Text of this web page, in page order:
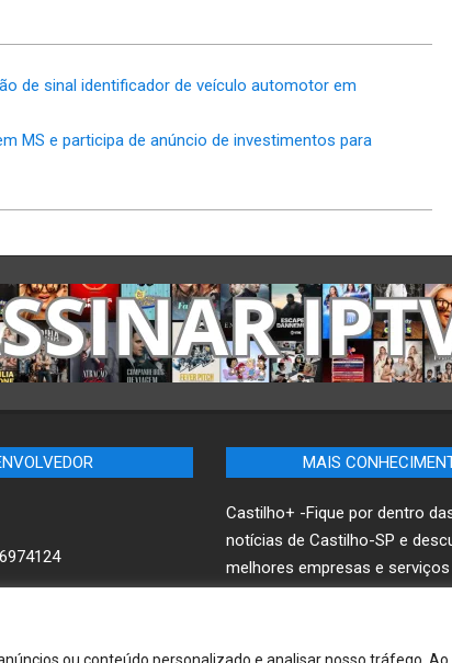
ou conteúdo personalizado e analisar nosso tráfego. Ao
de sinal identificador de veículo automotor em
MS e participa de anúncio de investimentos para
MAIS
Castilho+ -Fique por dentro
notícias de Castilho-SP e
melhores empresas e